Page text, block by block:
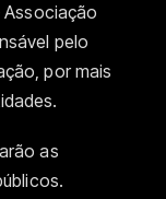
Associação
pelo
por mais
as